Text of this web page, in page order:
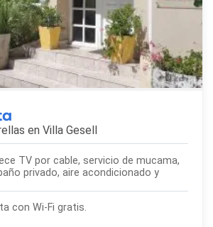
en Villa Gesell
TV por cable, servicio de mucama,
privado, aire acondicionado y
La Hostería cuenta con Wi-Fi gratis.